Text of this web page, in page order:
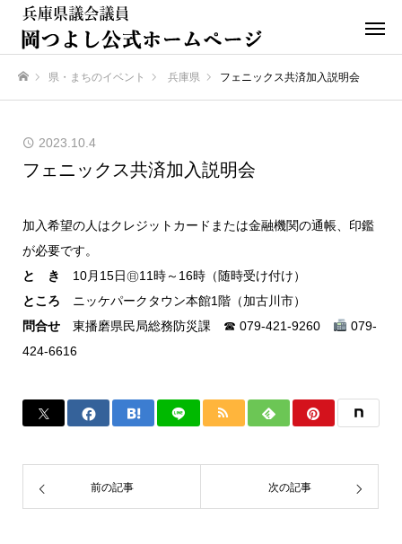
県・まちのイベント 兵庫県 フェニックス共済加入説明会
2023.10.4
フェニックス共済加入説明会
加入希望の人はクレジットカードまたは金融機関の通帳、印鑑
が必要です。
と き
10月15日㊐11時～16時（随時受け付け）
ところ ニッケパークタウン本館1階（加古川市）
問合せ 東播磨県民局総務防災課 ☎ 079-421-9260
079-
424-6616
前の記事 次の記事